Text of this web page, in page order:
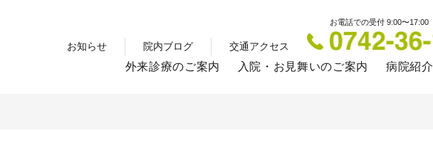
お知らせ 院内ブログ 交通アクセス
お電話での受付 9:00〜17:00
病院紹介
入院・お見舞いのご案内
外来診療のご案内